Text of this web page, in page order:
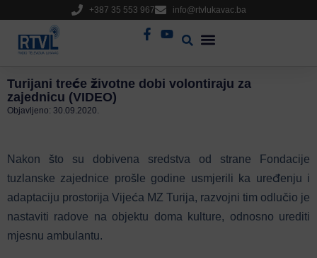
+387 35 553 967 info@rtvlukavac.ba
Turijani treće životne dobi volontiraju za
zajednicu (VIDEO)
Objavljeno: 30.09.2020.
Nakon što su dobivena sredstva od strane Fondacije
tuzlanske zajednice prošle godine usmjerili ka uređenju i
adaptaciju prostorija Vijeća MZ Turija, razvojni tim odlučio je
nastaviti radove na objektu doma kulture, odnosno urediti
mjesnu ambulantu.